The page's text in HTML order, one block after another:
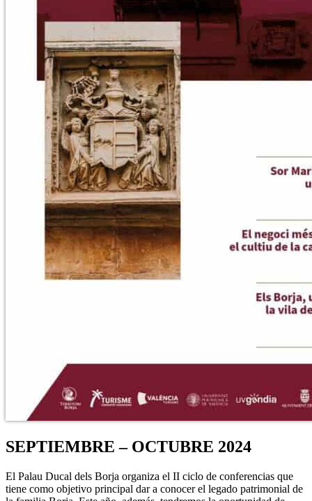
SEPTIEMBRE – OCTUBRE 2024
El Palau Ducal dels Borja organiza el II ciclo de conferencias que
tiene como objetivo principal dar a conocer el legado patrimonial de